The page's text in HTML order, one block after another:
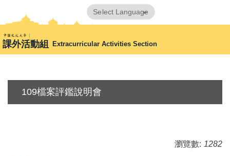
到
主
要
內
區
課外活動組 Extracurricular Activities Section
Translate
109檔案評鑑說明會
瀏覽數: 1282